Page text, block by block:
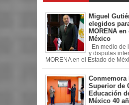
Miguel
elegidos
MORENA
México
En medio de
y disputas
MORENA en el Estado de
Conmemora
Superior de
Educación
México 40